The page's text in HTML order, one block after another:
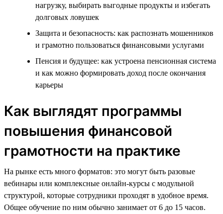
нагрузку, выбирать выгодные продукты и избегать
долговых ловушек
Защита и безопасность: как распознать мошенников
и грамотно пользоваться финансовыми услугами
Пенсия и будущее: как устроена пенсионная система
и как можно формировать доход после окончания
карьеры
Как выглядят программы
повышения финансовой
грамотности на практике
На рынке есть много форматов: это могут быть разовые
вебинары или комплексные онлайн-курсы с модульной
структурой, которые сотрудники проходят в удобное время.
Общее обучение по ним обычно занимает от 6 до 15 часов.